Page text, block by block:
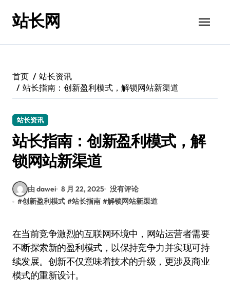
站长网
首页
站长资讯
站长指南：创新盈利模式，解锁网站新渠道
站长资讯
站长指南：创新盈利模式，解
锁网站新渠道
由 dawei 8 月 22, 2025 没有评论
#创新盈利模式 #站长指南 #解锁网站新渠道
在当前竞争激烈的互联网环境中，网站运营者需要
不断探索新的盈利模式，以保持竞争力并实现可持
续发展。创新不仅意味着技术的升级，更涉及商业
模式的重新设计。